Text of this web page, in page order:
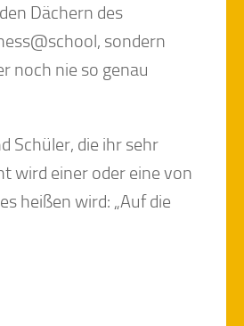
Dächern des
sondern
noch nie so genau
Schüler, die ihr sehr
wird einer oder eine von
heißen wird: „Auf die